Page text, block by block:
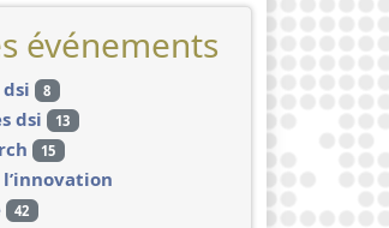
événements
8
dsi 13
15
42